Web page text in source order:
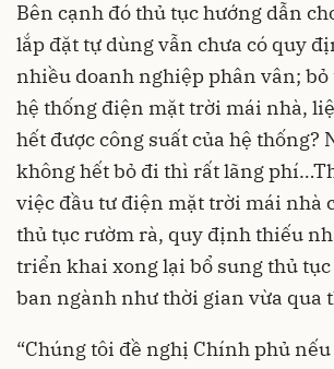
Bên cạnh đó thủ tục hướng dẫn
lắp đặt tự dùng vẫn chưa có quy
nhiều doanh nghiệp phân vân;
hệ thống điện mặt trời mái nhà,
hết được công suất của hệ thống?
không hết bỏ đi thì rất lãng
việc đầu tư điện mặt trời mái nhà
thủ tục rườm rà, quy định thiếu
triển khai xong lại bổ sung thủ tục
ban ngành như thời gian vừa qua
“Chúng tôi đề nghị Chính phủ nếu